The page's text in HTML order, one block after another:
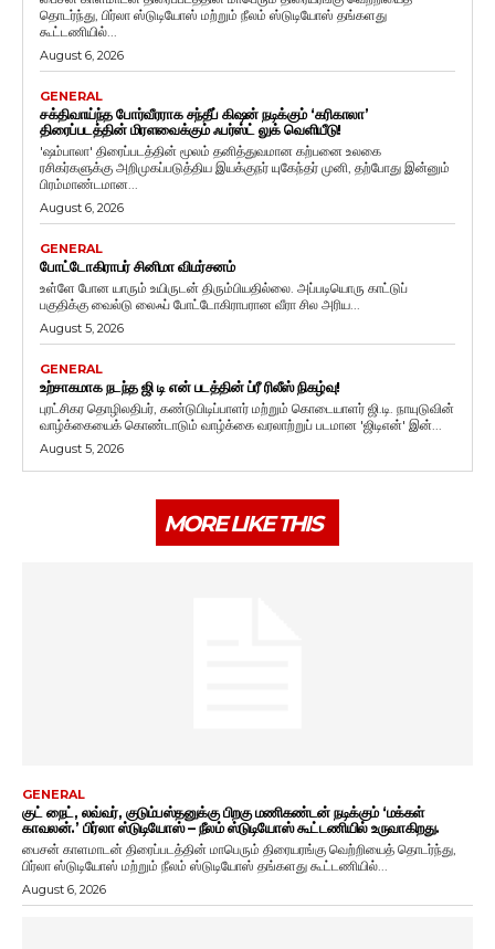
தொடர்ந்து, பிர்லா ஸ்டுடியோஸ் மற்றும் நீலம் ஸ்டுடியோஸ் தங்களது
கூட்டணியில்...
August 6, 2026
GENERAL
சக்திவாய்ந்த போர்வீரராக சந்தீப் கிஷன் நடிக்கும் ‘கரிகாலா’
திரைப்படத்தின் மிரளவைக்கும் ஃபர்ஸ்ட் லுக் வெளியீடு!
'ஷம்பாலா' திரைப்படத்தின் மூலம் தனித்துவமான கற்பனை உலகை
ரசிகர்களுக்கு அறிமுகப்படுத்திய இயக்குநர் யுகேந்தர் முனி, தற்போது இன்னும்
பிரம்மாண்டமான...
August 6, 2026
GENERAL
போட்டோகிராபர் சினிமா விமர்சனம்
உள்ளே போன யாரும் உயிருடன் திரும்பியதில்லை. அப்படியொரு காட்டுப்
பகுதிக்கு வைல்டு லைஃப் போட்டோகிராபரான வீரா சில அரிய...
August 5, 2026
GENERAL
உற்சாகமாக நடந்த ஜி டி என் படத்தின் ப்ரீ ரிலீஸ் நிகழ்வு!
புரட்சிகர தொழிலதிபர், கண்டுபிடிப்பாளர் மற்றும் கொடையாளர் ஜி.டி. நாயுடுவின்
வாழ்க்கையைக் கொண்டாடும் வாழ்க்கை வரலாற்றுப் படமான 'ஜிடிஎன்' இன்...
August 5, 2026
MORE LIKE THIS
GENERAL
குட் நைட், லவ்வர், குடும்பஸ்தனுக்கு பிறகு மணிகண்டன் நடிக்கும் ‘மக்கள்
காவலன்.’ பிர்லா ஸ்டுடியோஸ் – நீலம் ஸ்டுடியோஸ் கூட்டணியில் உருவாகிறது.
பைசன் காளமாடன் திரைப்படத்தின் மாபெரும் திரையரங்கு வெற்றியைத் தொடர்ந்து,
பிர்லா ஸ்டுடியோஸ் மற்றும் நீலம் ஸ்டுடியோஸ் தங்களது கூட்டணியில்...
August 6, 2026